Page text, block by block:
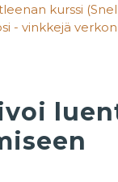
kurssi
- vinkkejä